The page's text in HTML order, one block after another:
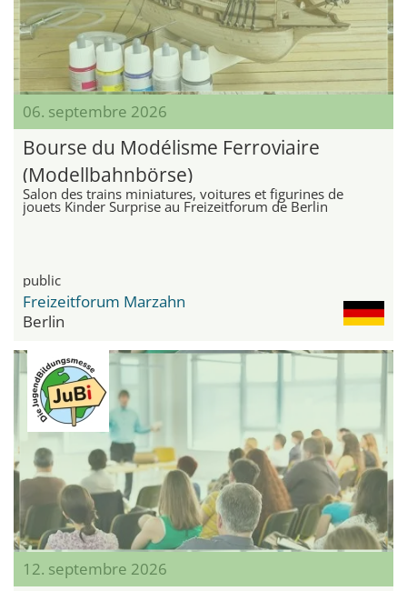
06. septembre 2026
Bourse du Modélisme Ferroviaire
(Modellbahnbörse)
Salon des trains miniatures, voitures et figurines de
jouets Kinder Surprise au Freizeitforum de Berlin
public
Freizeitforum Marzahn
Berlin
12. septembre 2026